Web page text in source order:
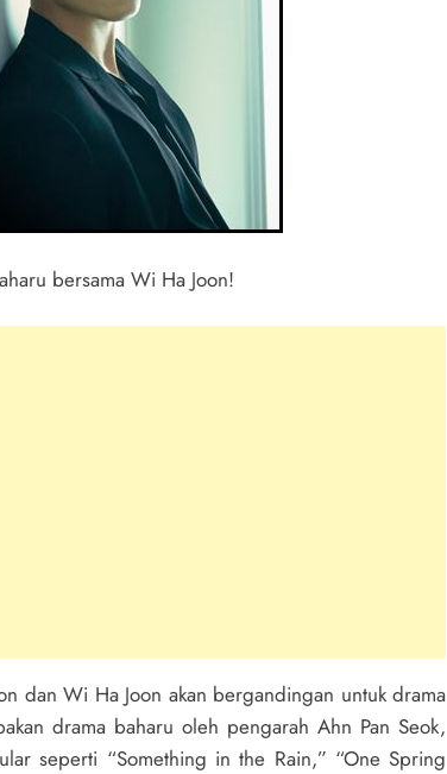
bersama Wi Ha Joon!
dan Wi Ha Joon akan bergandingan untuk drama
drama baharu oleh pengarah Ahn Pan Seok,
seperti “Something in the Rain,” “One Spring